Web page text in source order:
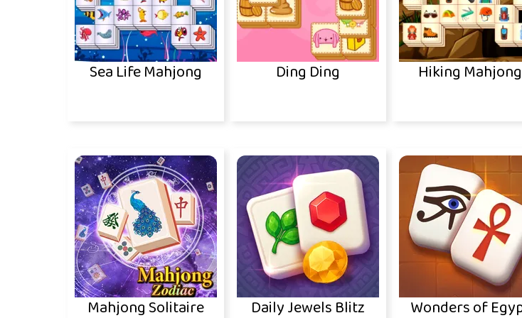
Mahjong Solitaire Daily Jewels Blitz Wonders of
Sea Life Mahjong Ding Ding Hiking Mahjong